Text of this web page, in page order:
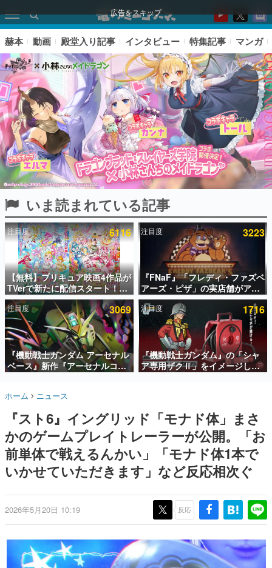
広告をスキップ
ピックアップ
電ファミのいま読まれている記事ランキング
アプリセール情報
インタビュー
連載・特集一覧
殿堂入り記事
SNS拡散数が数千以上！ ページビュー数万以上！ などな
ど。多くの人々に読まれた、電ファミ渾身の“殿堂入り”記
事をまとめました。
名作ゲームクリエイターの方々に製作時のエピソードをお
きます。
赫本
この物語を解いてはいけない。『赫本』は、〈試験問題〉
の形をした短編ホラー小説集です。
これからのデジタルゲーム市場を担う若きクリエイター達
の姿を追い、彼らのルーツと情熱を探っていきます。
ゲームに多大な影響を受けた作家さんに取材し、ゲームが
日本のコンテンツ産業やカルチャーに与えた影響を探る企
画です。
赫本 動画 殿堂入り記事 インタビュー 特集記事 マンガ
いま読まれている記事
注目度 6116
【無料】プリキュア映画4作品が
TVerで新たに配信スタート！な
んと2018年～2024年の映画ほぼ
すべてが見放題に、ぶっちゃけ
ありえないラインナップ
注目度 3223
『FNaF』「フレディ・ファズベ
アーズ・ピザ」の実店舗がアメ
リカの商業施設「American
Dream」に2027年オープン！
ScottGamesとの共同開発、食
事だけでなくステージショーや
没入型のホラー体験も楽しめる
注目度 3069
『機動戦士ガンダム アーセナル
ベース』新作『アーセナルコマ
ンダー』発表！8月28日からオ
年2月下旬に稼働予定
注目度 1716
『機動戦士ガンダム』の「シャ
ア専用ザクⅡ」をイメージした
散水ホースリールが予約開始。
ホーム ニュース
『スト6』イングリッド「モナド体」まさ
かのゲームプレイトレーラーが公開。「お
前単体で戦えるんかい」「モナド体1本で
いかせていただきます」など反応相次ぐ
2026年5月20日 10:19 反応